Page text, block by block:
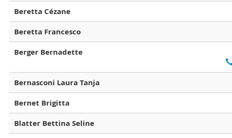
Beretta Cézane
Beretta Francesco
Berger Bernadette
Bernasconi Laura Tanja
Bernet Brigitta
Blatter Bettina Seline